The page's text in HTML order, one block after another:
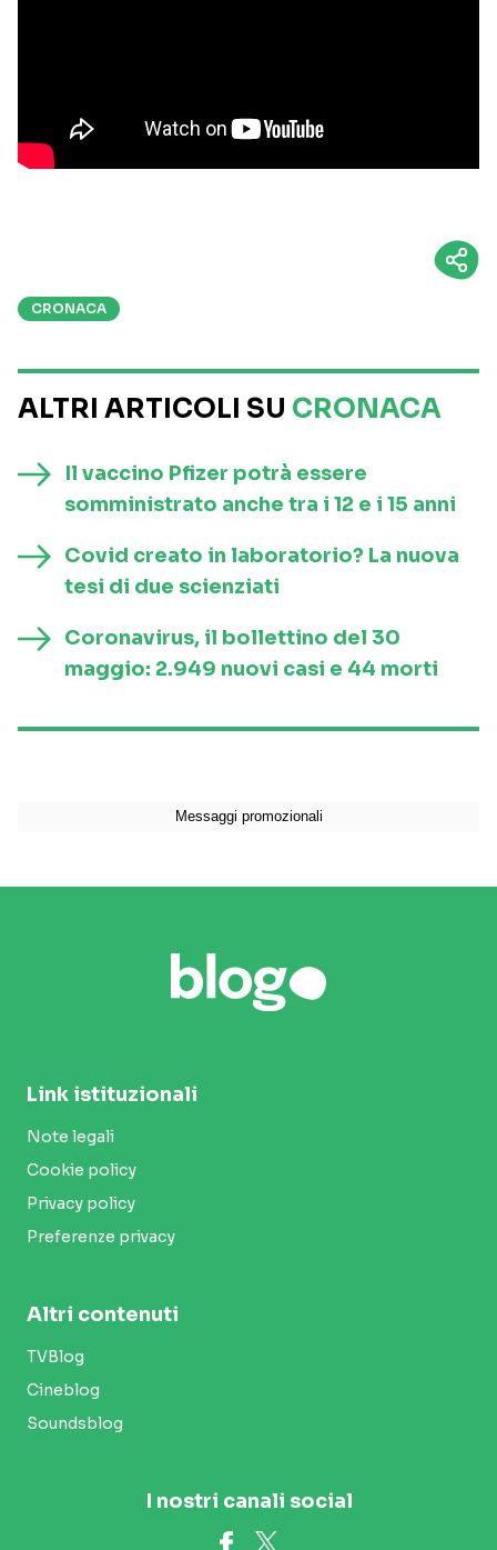
CRONACA
ALTRI ARTICOLI SU CRONACA
Il vaccino Pfizer potrà essere
somministrato anche tra i 12 e i 15 anni
Covid creato in laboratorio? La nuova
tesi di due scienziati
Coronavirus, il bollettino del 30
maggio: 2.949 nuovi casi e 44 morti
Link istituzionali
Note legali
Cookie policy
Privacy policy
Preferenze privacy
Altri contenuti
TVBlog
Cineblog
Soundsblog
I nostri canali social